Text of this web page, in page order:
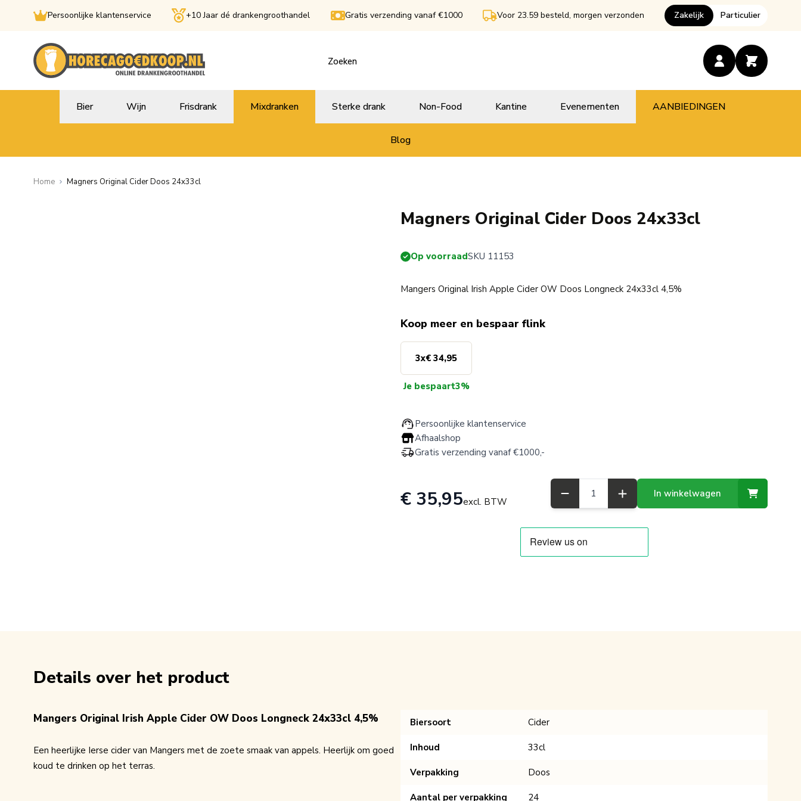
Persoonlijke klantenservice +10 Jaar dé drankengroothandel Gratis verzending vanaf €1000 Voor 23.59 besteld, morgen verzonden Zakelijk Particulier
Bier Wijn Frisdrank Mixdranken Sterke drank Non-Food Kantine Evenementen AANBIEDINGEN
Blog
Home Magners Original Cider Doos 24x33cl
Magners Original Cider Doos 24x33cl
Op voorraadSKU 11153
Mangers Original Irish Apple Cider OW Doos Longneck 24x33cl 4,5%
Koop meer en bespaar flink
3x€ 34,95
Je bespaart3%
Persoonlijke klantenservice
Afhaalshop
Gratis verzending vanaf €1000,-
€ 35,95excl. BTW
In winkelwagen
Details over het product
Mangers Original Irish Apple Cider OW Doos Longneck 24x33cl 4,5%
Een heerlijke Ierse cider van Mangers met de zoete smaak van appels. Heerlijk om goed
koud te drinken op het terras.
Biersoort Cider
Inhoud 33cl
Verpakking Doos
Aantal per verpakking 24